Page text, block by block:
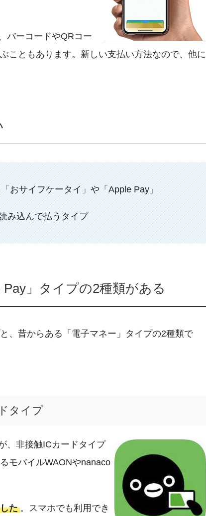
バーコードやQRコー
こともあります。新しい支払い方法なので、他に
おサイフケータイ」や「Apple Pay」
み込んで払うタイプ
」タイプの2種類がある
、昔からある「電子マネー」タイプの2種類で
タイプ
、非接触ICカードタイプ
モバイルWAONやnanaco
た 。スマホでも利用でき